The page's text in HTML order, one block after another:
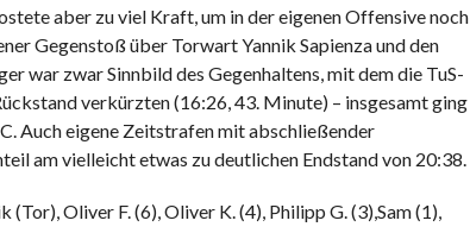
aber zu viel Kraft, um in der eigenen Offensive noch
Gegenstoß über Torwart Yannik Sapienza und den
war zwar Sinnbild des Gegenhaltens, mit dem die TuS-
verkürzten (16:26, 43. Minute) – insgesamt ging
Auch eigene Zeitstrafen mit abschließender
am vielleicht etwas zu deutlichen Endstand von 20:38.
Oliver F. (6), Oliver K. (4), Philipp G. (3),Sam (1),